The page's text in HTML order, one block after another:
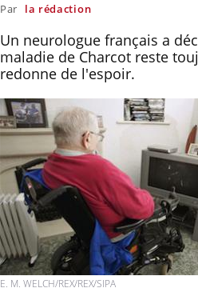
Par la rédaction
Un neurologue français a
maladie de Charcot reste
redonne de l'espoir.
E. M. WELCH/REX/REX/SIPA